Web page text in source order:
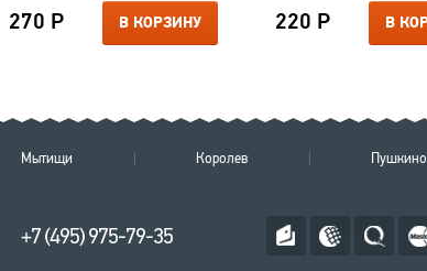
270 Р В КОРЗИНУ 220 Р В
Мытищи Королев Пушкино
+7 (495) 975-79-35